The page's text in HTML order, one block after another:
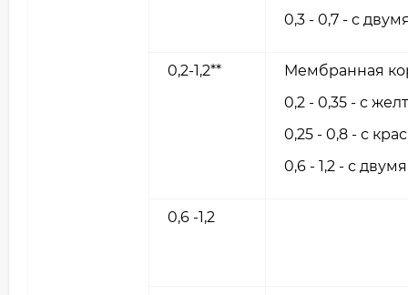
0,3 - 0,7 - с
0,2-1,2**
Мембранная
0,2 - 0,35 - с
0,25 - 0,8 - с
0,6 - 1,2 - с
0,6 -1,2